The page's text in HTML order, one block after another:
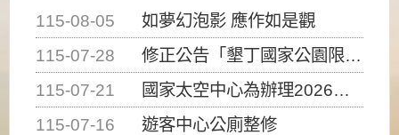
115-08-05
如夢幻泡影 應作如是觀
115-07-28
修正公告「墾丁國家公園限制水域遊憩活動之種類、範圍、時間及行為」，自即日生效。
115-07-21
國家太空中心為辦理2026台灣盃火箭競賽，陸、海、空域警戒及協調相關事宜，因颱風備案事宜
115-07-16
遊客中心公廁整修